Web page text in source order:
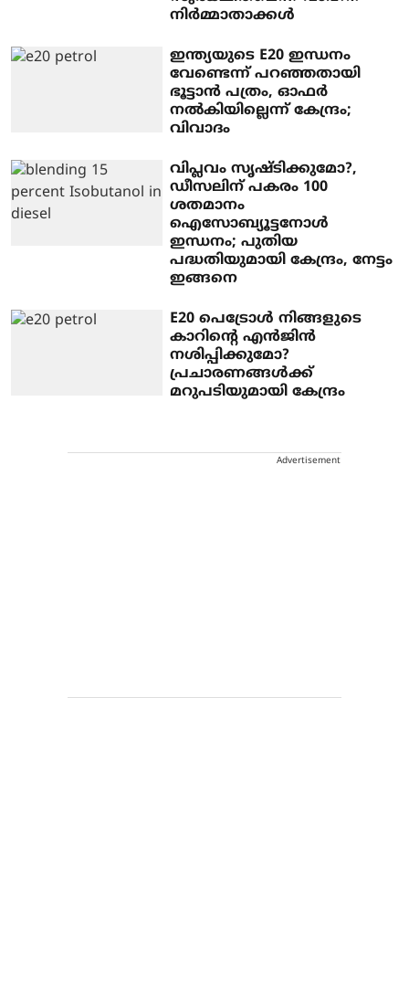
നിര്‍മ്മാതാക്കള്‍
ഇന്ത്യയുടെ E20 ഇന്ധനം
വേണ്ടെന്ന് പറഞ്ഞതായി
ഭൂട്ടാന്‍ പത്രം, ഓഫര്‍
നല്‍കിയില്ലെന്ന് കേന്ദ്രം;
വിവാദം
വിപ്ലവം സൃഷ്ടിക്കുമോ?,
ഡീസലിന് പകരം 100
ശതമാനം
ഐസോബ്യൂട്ടനോള്‍
ഇന്ധനം; പുതിയ
പദ്ധതിയുമായി കേന്ദ്രം, നേട്ടം
ഇങ്ങനെ
E20 പെട്രോള്‍ നിങ്ങളുടെ
കാറിന്റെ എന്‍ജിന്‍
നശിപ്പിക്കുമോ?
പ്രചാരണങ്ങള്‍ക്ക്
മറുപടിയുമായി കേന്ദ്രം
Advertisement